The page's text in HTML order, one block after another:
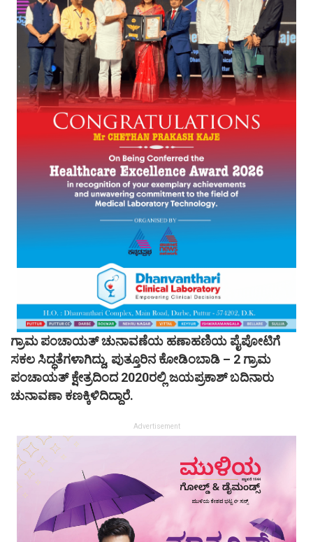
ಗ್ರಾಮ ಪಂಚಾಯತ್ ಚುನಾವಣೆಯ ಹಣಾಹಣಿಯ ಪೈಪೋಟಿಗೆ
ಸಕಲ ಸಿದ್ಧತೆಗಳಾಗಿದ್ದು, ಪುತ್ತೂರಿನ ಕೋಡಿಂಬಾಡಿ – 2 ಗ್ರಾಮ
ಪಂಚಾಯತ್ ಕ್ಷೇತ್ರದಿಂದ 2020ರಲ್ಲಿ ಜಯಪ್ರಕಾಶ್ ಬದಿನಾರು
ಚುನಾವಣಾ ಕಣಕ್ಕಿಳಿದಿದ್ದಾರೆ.
Advertisement